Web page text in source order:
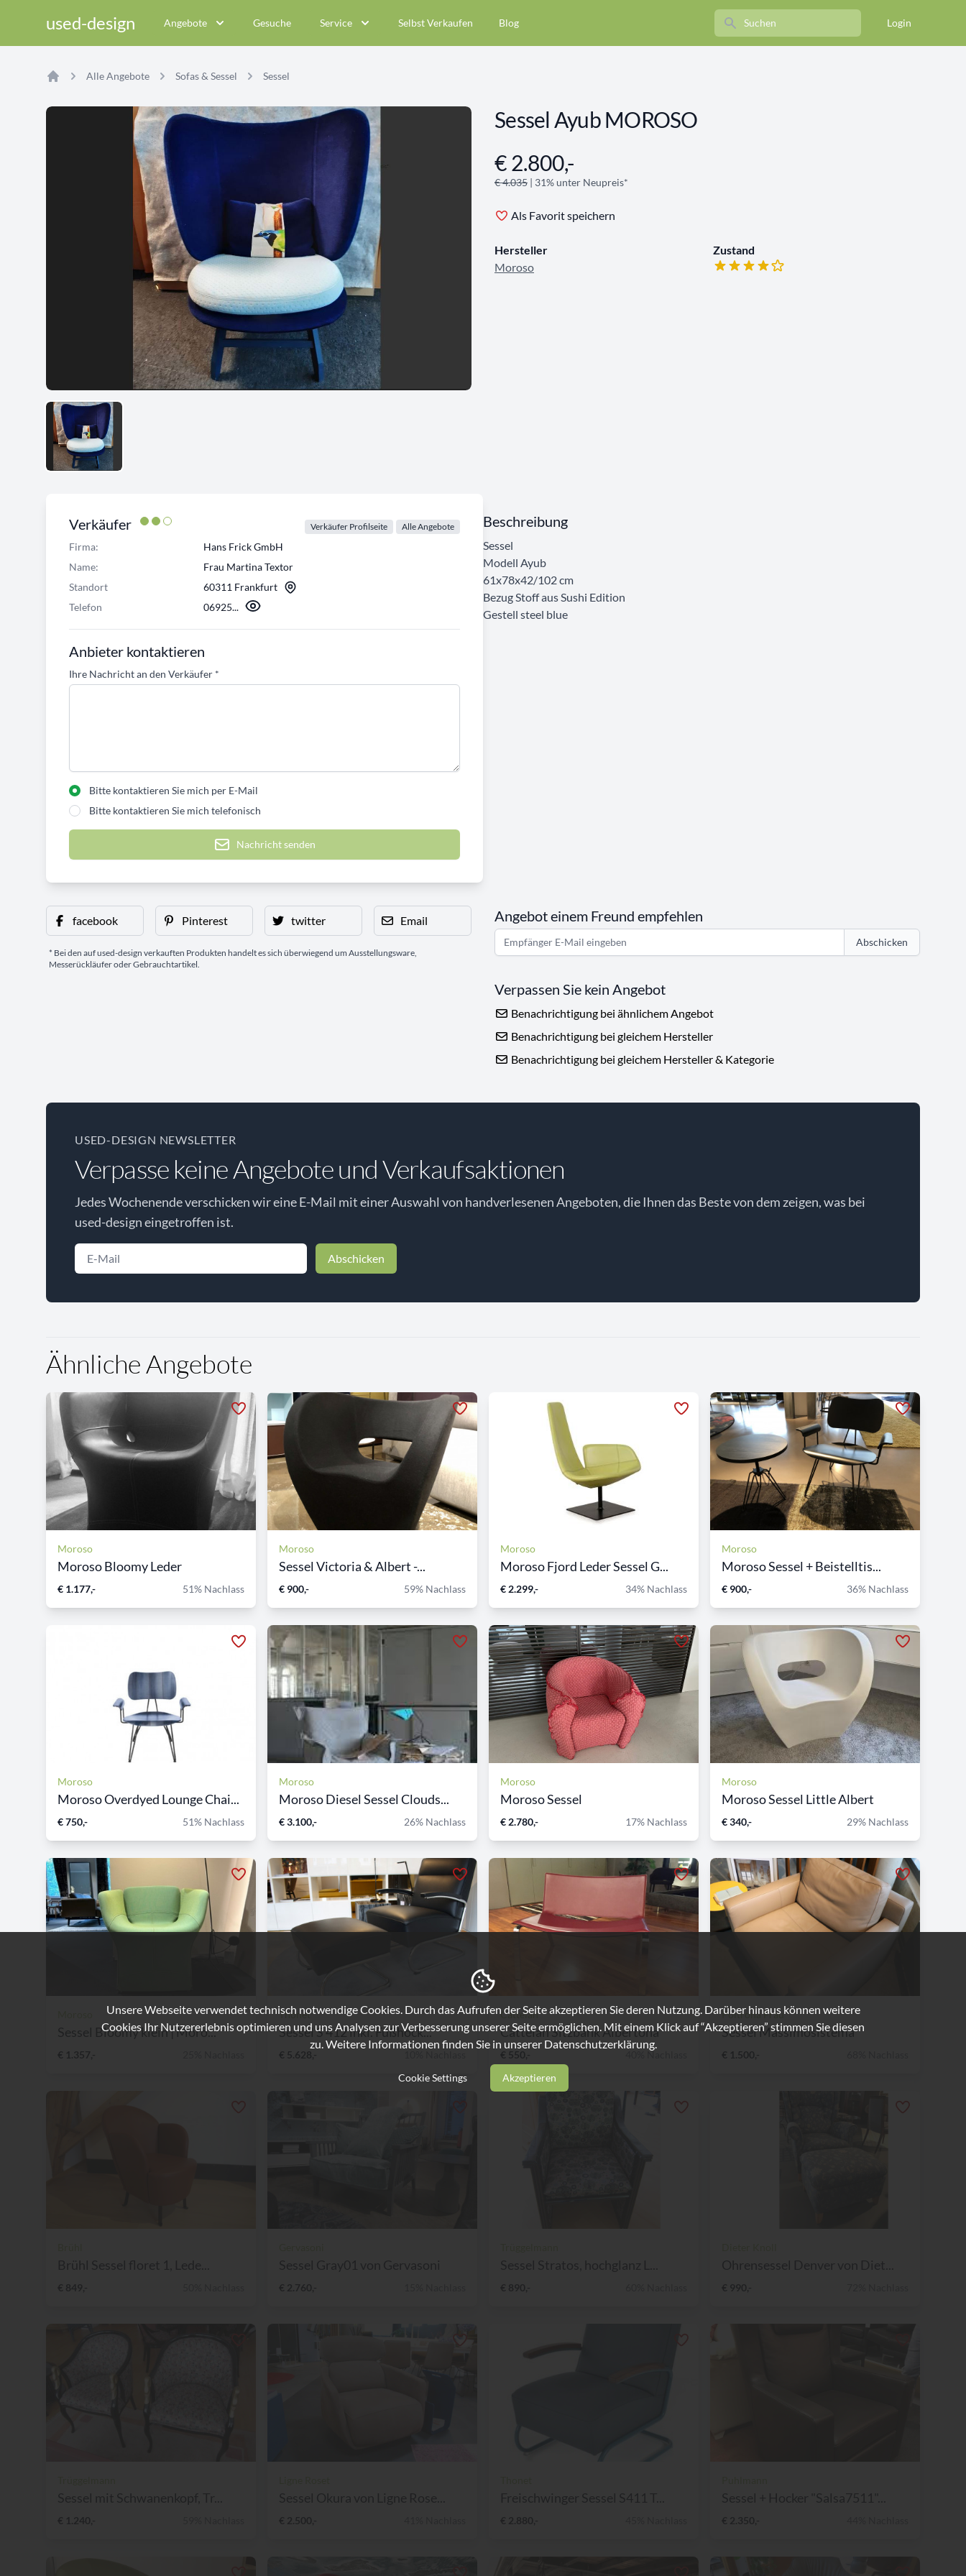
used-design Angebote Gesuche Service Selbst Verkaufen Blog Search Login
Alle Angebote Sofas & Sessel Sessel
Sessel Ayub MOROSO
Angebotsinformationen
€ 2.800,-
€ 4.035 | 31% unter Neupreis*
Als Favorit speichern
Hersteller
Moroso
Zustand
Verkäufer Verkäufer Profilseite Alle Angebote
Firma:
Hans Frick GmbH
Name:
Frau Martina Textor
Standort
60311 Frankfurt
Telefon
06925...
Anbieter kontaktieren
Ihre Nachricht an den Verkäufer *
Bitte kontaktieren Sie mich per E-Mail
Bitte kontaktieren Sie mich telefonisch
Nachricht senden
Beschreibung
Sessel
Modell Ayub
61x78x42/102 cm
Bezug Stoff aus Sushi Edition
Gestell steel blue
facebook Pinterest twitter Email
* Bei den auf used-design verkauften Produkten handelt es sich überwiegend um Ausstellungsware,
Messerückläufer oder Gebrauchtartikel.
Angebot einem Freund empfehlen
Abschicken
Verpassen Sie kein Angebot
Benachrichtigung bei ähnlichem Angebot
Benachrichtigung bei gleichem Hersteller
Benachrichtigung bei gleichem Hersteller & Kategorie
USED-DESIGN NEWSLETTER
Verpasse keine Angebote und Verkaufsaktionen
Jedes Wochenende verschicken wir eine E-Mail mit einer Auswahl von handverlesenen Angeboten, die Ihnen das Beste von dem zeigen, was bei
used-design eingetroffen ist.
Abschicken
Ähnliche Angebote
Moroso
Moroso Bloomy Leder
€ 1.177,- 51% Nachlass
Moroso
Sessel Victoria & Albert -...
€ 900,- 59% Nachlass
Moroso
Moroso Fjord Leder Sessel G...
€ 2.299,- 34% Nachlass
Moroso
Moroso Sessel + Beistelltis...
€ 900,- 36% Nachlass
Moroso
Moroso Overdyed Lounge Chai...
€ 750,- 51% Nachlass
Moroso
Moroso Diesel Sessel Clouds...
€ 3.100,- 26% Nachlass
Moroso
Moroso Sessel
€ 2.780,- 17% Nachlass
Moroso
Moroso Sessel Little Albert
€ 340,- 29% Nachlass
Sessel Bloomy klein | Moro...
€ 1.357,-
Thonet
Sessel S 412 inkl. Fußhock...
€ 5.628,-
Cattelan
Cattelan Sitzbank Albertona
€ 550,- 40% Nachlass
Poltrona Frau
Sessel Massimosistema
€ 1.500,-
Unsere Webseite verwendet technisch notwendige Cookies. Durch das Aufrufen der Seite akzeptieren Sie deren Nutzung. Darüber hinaus können weitere
Cookies Ihr Nutzererlebnis optimieren und uns Analysen zur Verbesserung unserer Seite ermöglichen. Mit einem Klick auf “Akzeptieren” stimmen Sie diesen
zu. Weitere Informationen finden Sie in unserer Datenschutzerklärung.
Cookie Settings Akzeptieren